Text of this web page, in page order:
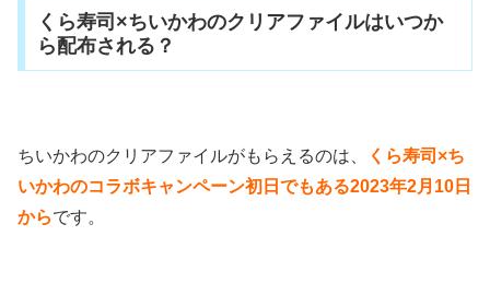
くら寿司×ちいかわのクリアファイルはいつか
ら配布される？
ちいかわのクリアファイルがもらえるのは、
くら寿司×ち
いかわのコラボキャンペーン初日でもある2023年2月10日
からです。